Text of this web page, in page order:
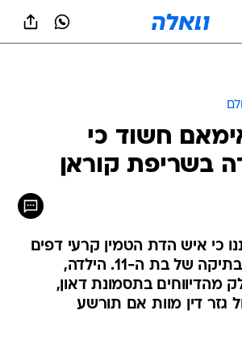
חשוד כי
בשריפת קוראן
כי איש הדת הטמין קרעי דפים
מהספר הקדוש בתיקה של בת ה-11. הילדה,
מהדיווחים בתסמונת דאון,
גזר דין מוות אם תורשע